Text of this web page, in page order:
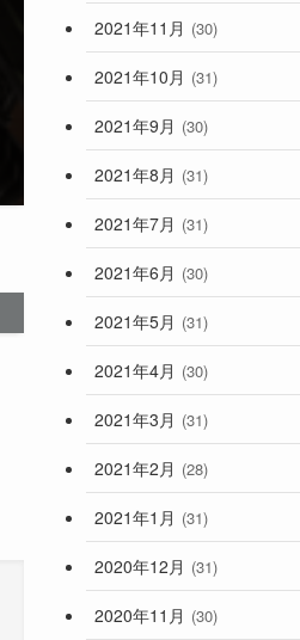
2021年11月 (30)
2021年10月 (31)
2021年9月 (30)
2021年8月 (31)
2021年7月 (31)
2021年6月 (30)
2021年5月 (31)
2021年4月 (30)
2021年3月 (31)
2021年2月 (28)
2021年1月 (31)
2020年12月 (31)
2020年11月 (30)